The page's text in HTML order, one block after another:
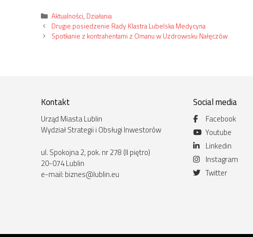
Kategorie
Aktualności, Działania
Drugie posiedzenie Rady Klastra Lubelska Medycyna
Spotkanie z kontrahentami z Omanu w Uzdrowisku Nałęczów
Kontakt
Urząd Miasta Lublin
Wydział Strategii i Obsługi Inwestorów
ul. Spokojna 2, pok. nr 278 (II piętro)
20-074 Lublin
e-mail: biznes@lublin.eu
Social media
Facebook
Youtube
Linkedin
Instagram
Twitter